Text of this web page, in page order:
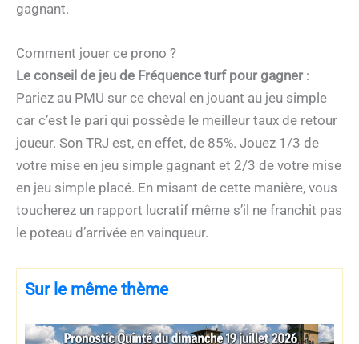
gagnant.
Comment jouer ce prono ?
Le conseil de jeu de Fréquence turf pour gagner:
Pariez au PMU sur ce cheval en jouant au jeu simple
car c’est le pari qui possède le meilleur taux de retour
joueur. Son TRJ est, en effet, de 85%. Jouez 1/3 de
votre mise en jeu simple gagnant et 2/3 de votre mise
en jeu simple placé. En misant de cette manière, vous
toucherez un rapport lucratif même s’il ne franchit pas
le poteau d’arrivée en vainqueur.
Sur le même thème